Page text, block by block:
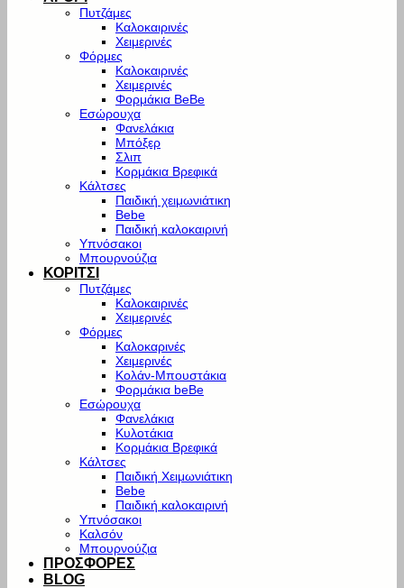
Πυτζάμες
Καλοκαιρινές
Χειμερινές
Φόρμες
Καλοκαιρινές
Χειμερινές
Φορμάκια BeBe
Εσώρουχα
Φανελάκια
Μπόξερ
Σλιπ
Κορμάκια Βρεφικά
Κάλτσες
Παιδική χειμωνιάτικη
Bebe
Παιδική καλοκαιρινή
Υπνόσακοι
Μπουρνούζια
ΚΟΡΙΤΣΙ
Πυτζάμες
Καλοκαιρινές
Χειμερινές
Φόρμες
Καλοκαρινές
Χειμερινές
Κολάν-Μπουστάκια
Φορμάκια beBe
Εσώρουχα
Φανελάκια
Κυλοτάκια
Κορμάκια Βρεφικά
Κάλτσες
Παιδική Χειμωνιάτικη
Bebe
Παιδική καλοκαιρινή
Υπνόσακοι
Καλσόν
Μπουρνούζια
ΠΡΟΣΦΟΡΕΣ
BLOG